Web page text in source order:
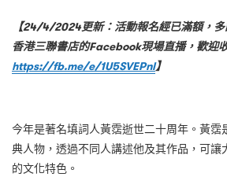
【24/4/2024更新：活動報名經已滿額，
香港三聯書店的Facebook現場直播，歡迎
https://fb.me/e/1U5SVEPnl】
今年是著名填詞人黃霑逝世二十周年。黃霑
典人物，透過不同人講述他及其作品，可讓
的文化特色。